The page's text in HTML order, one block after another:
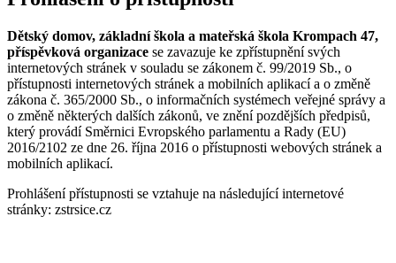
Dětský domov, základní škola a mateřská škola Krompach 47,
příspěvková organizace se zavazuje ke zpřístupnění svých
internetových stránek v souladu se zákonem č. 99/2019 Sb., o
přístupnosti internetových stránek a mobilních aplikací a o změně
zákona č. 365/2000 Sb., o informačních systémech veřejné správy a
o změně některých dalších zákonů, ve znění pozdějších předpisů,
který provádí Směrnici Evropského parlamentu a Rady (EU)
2016/2102 ze dne 26. října 2016 o přístupnosti webových stránek a
mobilních aplikací.
Prohlášení přístupnosti se vztahuje na následující internetové
stránky: zstrsice.cz